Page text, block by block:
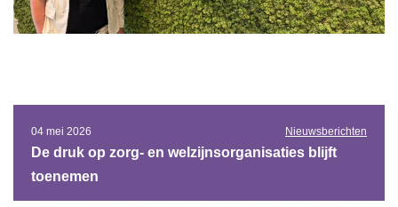
04 mei 2026 Nieuwsberichten
De druk op zorg- en welzijnsorganisaties blijft
toenemen